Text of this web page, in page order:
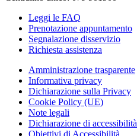
Leggi le FAQ
Prenotazione appuntamento
Segnalazione disservizio
Richiesta assistenza
Amministrazione trasparente
Informativa privacy
Dichiarazione sulla Privacy
Cookie Policy (UE)
Note legali
Dichiarazione di accessibilità